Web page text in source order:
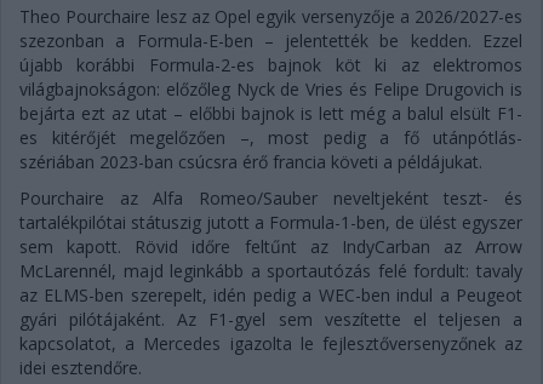
Theo Pourchaire lesz az Opel egyik versenyzője a 2026/2027-es
szezonban a Formula-E-ben – jelentették be kedden. Ezzel
újabb korábbi Formula-2-es bajnok köt ki az elektromos
világbajnokságon: előzőleg Nyck de Vries és Felipe Drugovich is
bejárta ezt az utat – előbbi bajnok is lett még a balul elsült F1-
es kitérőjét megelőzően –, most pedig a fő utánpótlás-
szériában 2023-ban csúcsra érő francia követi a példájukat.
Pourchaire az Alfa Romeo/Sauber neveltjeként teszt- és
tartalékpilótai státuszig jutott a Formula-1-ben, de ülést egyszer
sem kapott. Rövid időre feltűnt az IndyCarban az Arrow
McLarennél, majd leginkább a sportautózás felé fordult: tavaly
az ELMS-ben szerepelt, idén pedig a WEC-ben indul a Peugeot
gyári pilótájaként. Az F1-gyel sem veszítette el teljesen a
kapcsolatot, a Mercedes igazolta le fejlesztőversenyzőnek az
idei esztendőre.